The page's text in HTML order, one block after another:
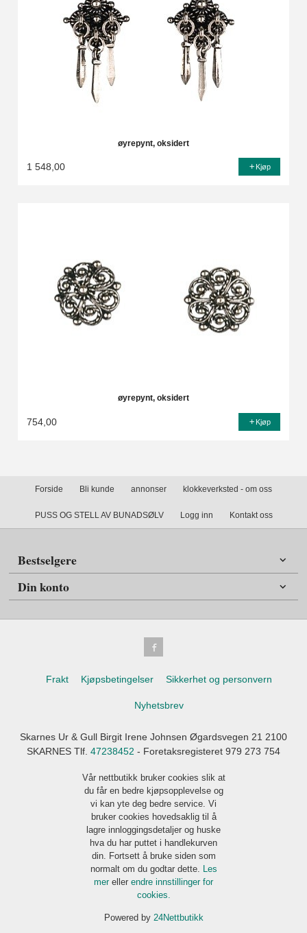
øyrepynt, oksidert
1 548,00 Kjøp
øyrepynt, oksidert
754,00 Kjøp
Forside Bli kunde annonser klokkeverksted - om oss
PUSS OG STELL AV BUNADSØLV Logg inn Kontakt oss
Bestselgere
Din konto
Frakt Kjøpsbetingelser Sikkerhet og personvern
Nyhetsbrev
Skarnes Ur & Gull Birgit Irene Johnsen Øgardsvegen 21 2100
SKARNES Tlf. 47238452 - Foretaksregisteret 979 273 754
Vår nettbutikk bruker cookies slik at
du får en bedre kjøpsopplevelse og
vi kan yte deg bedre service. Vi
bruker cookies hovedsaklig til å
lagre innloggingsdetaljer og huske
hva du har puttet i handlekurven
din. Fortsett å bruke siden som
normalt om du godtar dette.
Les
mer eller endre innstillinger for
cookies.
Powered by 24Nettbutikk